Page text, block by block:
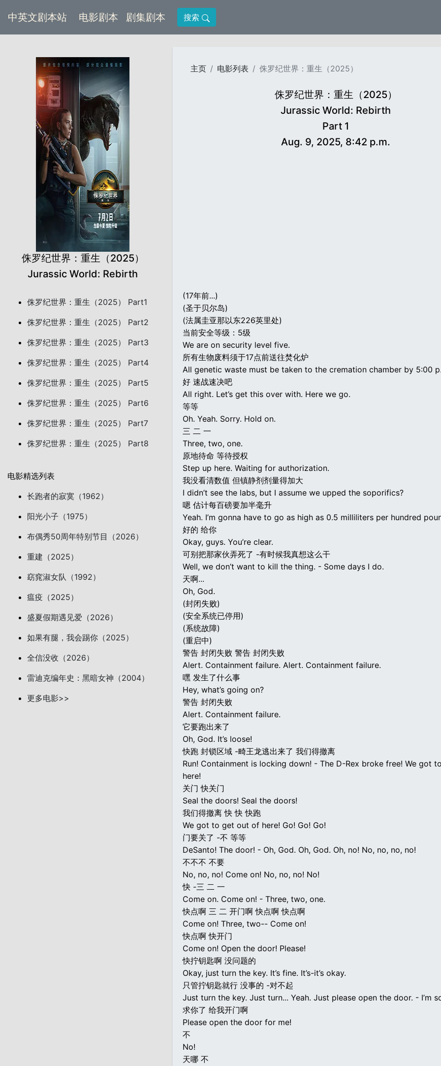
中英文剧本站 电影剧本 (current)
剧集剧本 (current)
搜索
侏罗纪世界：重生（2025）
Jurassic World: Rebirth
侏罗纪世界：重生（2025） Part1
侏罗纪世界：重生（2025） Part2
侏罗纪世界：重生（2025） Part3
侏罗纪世界：重生（2025） Part4
侏罗纪世界：重生（2025） Part5
侏罗纪世界：重生（2025） Part6
侏罗纪世界：重生（2025） Part7
侏罗纪世界：重生（2025） Part8
电影精选列表
长跑者的寂寞（1962）
阳光小子（1975）
布偶秀50周年特别节目（2026）
重建（2025）
窈窕淑女队（1992）
瘟疫（2025）
盛夏假期遇见爱（2026）
如果有腿，我会踢你（2025）
全信没收（2026）
雷迪克编年史：黑暗女神（2004）
更多电影>>
主页 电影列表 侏罗纪世界：重生（2025）
侏罗纪世界：重生（2025）
Jurassic World: Rebirth
Part 1
Aug. 9, 2025, 8:42 p.m.
(17年前...)
(圣于贝尔岛)
(法属圭亚那以东226英里处)
当前安全等级：5级
We are on security level five.
所有生物废料须于17点前送往焚化炉
All genetic waste must be taken to the cremation chamber by 5:00
好 速战速决吧
All right. Let’s get this over with. Here we go.
等等
Oh. Yeah. Sorry. Hold on.
三 二 一
Three, two, one.
原地待命 等待授权
Step up here. Waiting for authorization.
我没看清数值 但镇静剂剂量得加大
I didn’t see the labs, but I assume we upped the soporifics?
嗯 估计每百磅要加半毫升
Yeah. I’m gonna have to go as high as 0.5 milliliters per hundred
好的 给你
Okay, guys. You’re clear.
可别把那家伙弄死了 -有时候我真想这么干
Well, we don’t want to kill the thing. - Some days I do.
天啊...
Oh, God.
(封闭失败)
(安全系统已停用)
(系统故障)
(重启中)
警告 封闭失败 警告 封闭失败
Alert. Containment failure. Alert. Containment failure.
嘿 发生了什么事
Hey, what’s going on?
警告 封闭失败
Alert. Containment failure.
它要跑出来了
Oh, God. It’s loose!
快跑 封锁区域 -畸王龙逃出来了 我们得撤离
Run! Containment is locking down! - The D-Rex broke free! We got
here!
关门 快关门
Seal the doors! Seal the doors!
我们得撤离 快 快 快跑
We got to get out of here! Go! Go! Go!
门要关了 -不 等等
DeSanto! The door! - Oh, God. Oh, God. Oh, no! No, no, no, no!
不不不 不要
No, no, no! Come on! No, no, no! No!
快 -三 二 一
Come on. Come on! - Three, two, one.
快点啊 三 二 开门啊 快点啊 快点啊
Come on! Three, two-- Come on!
快点啊 快开门
Come on! Open the door! Please!
快拧钥匙啊 没问题的
Okay, just turn the key. It’s fine. It’s-it’s okay.
只管拧钥匙就行 没事的 -对不起
Just turn the key. Just turn... Yeah. Just please open the door. - I’m
求你了 给我开门啊
Please open the door for me!
不
No!
天哪 不